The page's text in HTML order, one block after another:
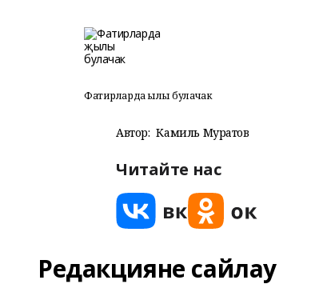
Фатирларда җылы булачак
Автор: Камиль Муратов
Читайте нас
Редакцияне сайлау